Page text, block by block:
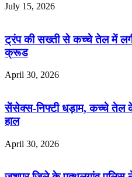
July 15, 2026
ट्रंप की सख्ती से कच्चे तेल में
क्रूड
April 30, 2026
सेंसेक्स-निफ्टी धड़ाम, कच्चे तेल के
हाल
April 30, 2026